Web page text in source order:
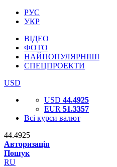
РУС
УКР
ВІДЕО
ФОТО
НАЙПОПУЛЯРНІШІ
СПЕЦПРОЕКТИ
USD
USD 44.4925
EUR 51.3357
Всі курси валют
44.4925
Авторизація
Пошук
RU